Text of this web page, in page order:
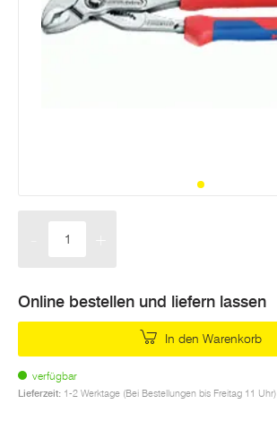
Online bestellen und liefern lassen
In den Warenkorb
verfügbar
Lieferzeit: 1-2 Werktage (Bei Bestellungen bis Freitag 11 Uhr)